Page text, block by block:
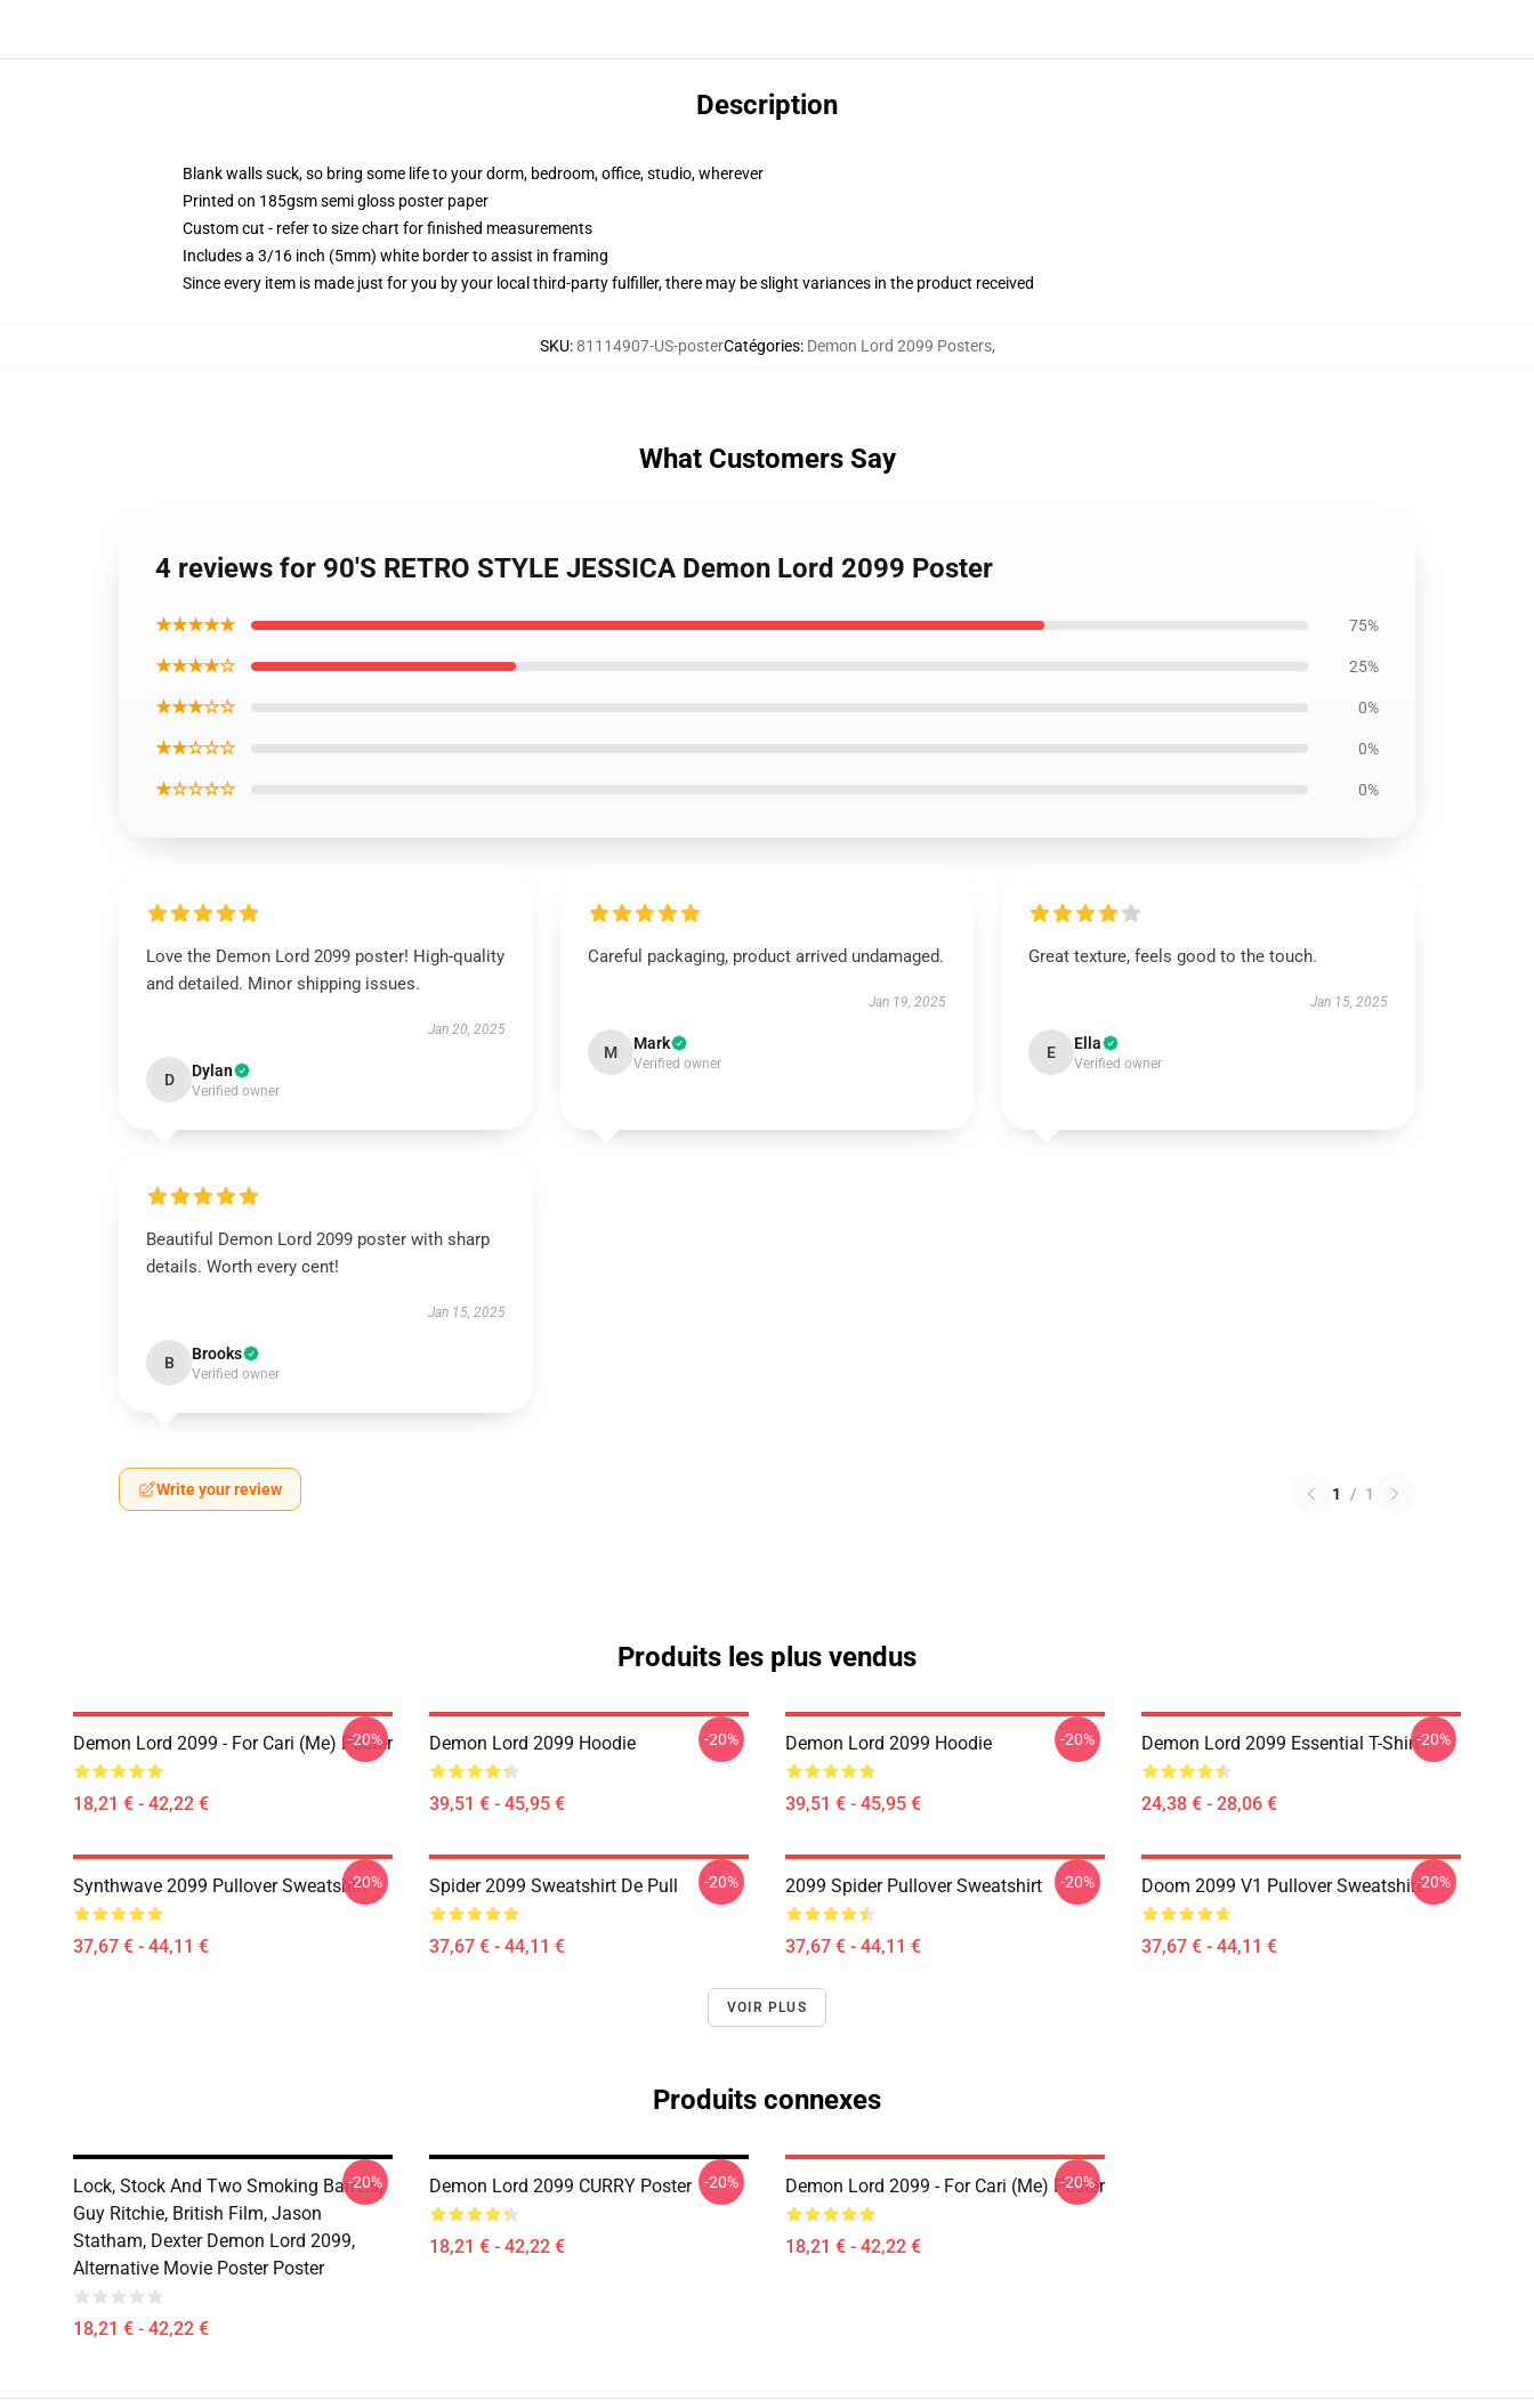
Description
Blank walls suck, so bring some life to your dorm, bedroom, office, studio, wherever
Printed on 185gsm semi gloss poster paper
Custom cut - refer to size chart for finished measurements
Includes a 3/16 inch (5mm) white border to assist in framing
Since every item is made just for you by your local third-party fulfiller, there may be slight variances in the product received
SKU:81114907-US-posterCatégories: Demon Lord 2099 Posters,
What Customers Say
4 reviews for 90'S RETRO STYLE JESSICA Demon Lord 2099 Poster
★★★★★ 75%
★★★★☆ 25%
★★★☆☆ 0%
★★☆☆☆ 0%
★☆☆☆☆ 0%
Love the Demon Lord 2099 poster! High-quality
and detailed. Minor shipping issues.
Jan 20, 2025
D Dylan
Verified owner
Careful packaging, product arrived undamaged.
Jan 19, 2025
M Mark
Verified owner
Great texture, feels good to the touch.
Jan 15, 2025
E Ella
Verified owner
Beautiful Demon Lord 2099 poster with sharp
details. Worth every cent!
Jan 15, 2025
B Brooks
Verified owner
Write your review 1 / 1
Produits les plus vendus
Demon Lord 2099 - For Cari (me) Poster
18,21 € - 42,22 €
-20% Demon Lord 2099 Hoodie
39,51 € - 45,95 €
-20% Demon Lord 2099 Hoodie
39,51 € - 45,95 €
-20% Demon Lord 2099 Essential T-Shirt
24,38 € - 28,06 €
-20%
Synthwave 2099 Pullover Sweatshirt
37,67 € - 44,11 €
-20% Spider 2099 Sweatshirt De Pull
37,67 € - 44,11 €
-20% 2099 Spider Pullover Sweatshirt
37,67 € - 44,11 €
-20% Doom 2099 V1 Pullover Sweatshirt
37,67 € - 44,11 €
-20%
VOIR PLUS
Produits connexes
Lock, Stock And Two Smoking Barrels,
Guy Ritchie, British Film, Jason
Statham, Dexter Demon Lord 2099,
Alternative Movie Poster Poster
18,21 € - 42,22 €
-20% Demon Lord 2099 CURRY Poster
18,21 € - 42,22 €
-20% Demon Lord 2099 - For Cari (me) Poster
18,21 € - 42,22 €
-20%